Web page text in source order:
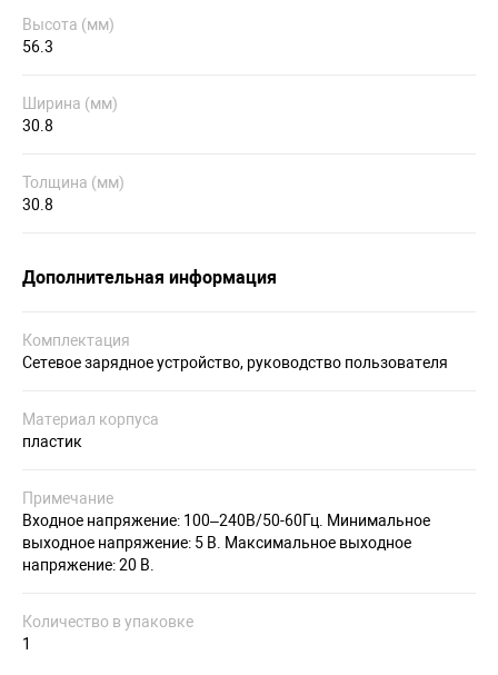
Высота (мм)
56.3
Ширина (мм)
30.8
Толщина (мм)
30.8
Дополнительная информация
Комплектация
Сетевое зарядное устройство, руководство пользователя
Материал корпуса
пластик
Примечание
Входное напряжение: 100–240В/50-60Гц. Минимальное
выходное напряжение: 5 В. Максимальное выходное
напряжение: 20 В.
Количество в упаковке
1